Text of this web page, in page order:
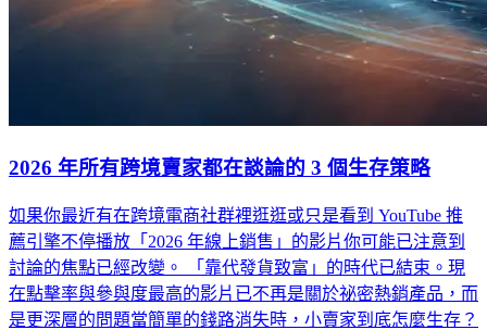
2026 年所有跨境賣家都在談論的 3 個生存策略
如果你最近有在跨境電商社群裡逛逛或只是看到 YouTube 推
薦引擎不停播放「2026 年線上銷售」的影片你可能已注意到
討論的焦點已經改變。 「靠代發貨致富」的時代已結束。現
在點擊率與參與度最高的影片已不再是關於祕密熱銷產品，而
是更深層的問題當簡單的錢路消失時，小賣家到底怎麼生存？